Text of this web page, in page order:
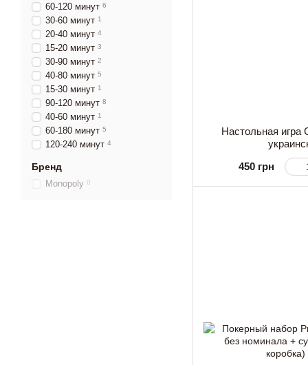
Настольная игра
450 грн
60-120 минут 6
30-60 минут 1
20-40 минут 4
15-20 минут 3
30-90 минут 2
40-80 минут 5
15-30 минут 1
90-120 минут 8
40-60 минут 1
60-180 минут 5
120-240 минут 4
Бренд
Monopoly 0